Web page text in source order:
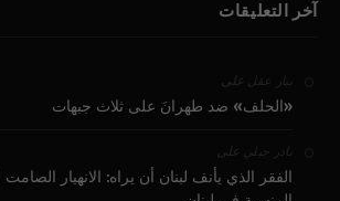
آخر التعليقات
بيار عقل على
«الحلف» ضد طهرانَ على ثلاث جبهات
نادر جبلي على
الفقر الذي يأنف لبنان أن يراه: الانهيار